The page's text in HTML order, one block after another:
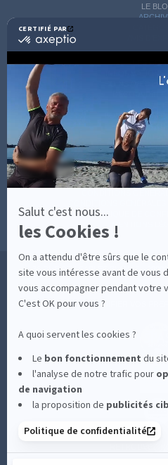
CERTIFIÉ PAR
certifié
Salut c'est nous...
les Cookies !
On a attendu d'être sûrs que le
site vous intéresse avant de vous
vous accompagner pendant votre
C'est OK pour vous ?
A quoi servent les cookies ?
Le bon fonctionnement du
l'analyse de notre trafic pour
de navigation
la proposition de publicités
Politique de confidentialité
LE
LES
SOINS AVEC
BONNES
MON
MON
MESURES
POLITIQUE DE
MENTIONS
36 RUE DES SABLES BLANCS -
CLIQUEZ-ICI POUR MODIFIER VOS